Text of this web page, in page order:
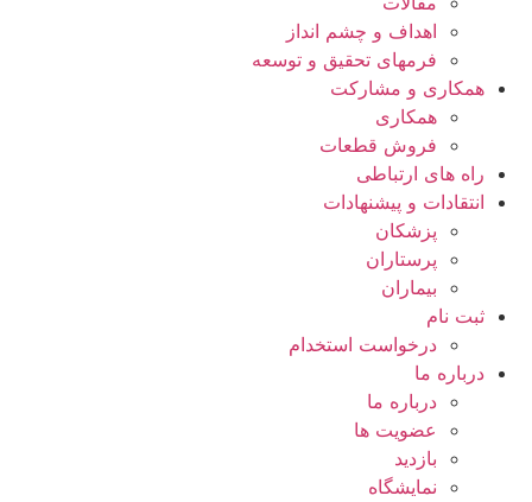
اهداف و چشم انداز
فرمهای تحقیق و توسعه
همکاری و مشارکت
همکاری
فروش قطعات
راه های ارتباطی
انتقادات و پيشنهادات
پزشكان
پرستاران
بيماران
ثبت نام
درخواست استخدام
درباره ما
درباره ما
عضویت ها
بازدید
نمایشگاه